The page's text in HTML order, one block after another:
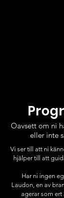
Oavsett om ni
eller inte
Vi ser till att ni
hjälper till att
​​Har ni ingen
Laudon, en av
agerar som